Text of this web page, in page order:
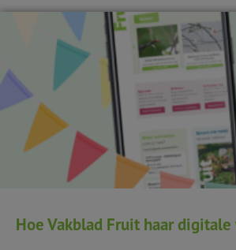
Hoe Vakblad Fruit haar